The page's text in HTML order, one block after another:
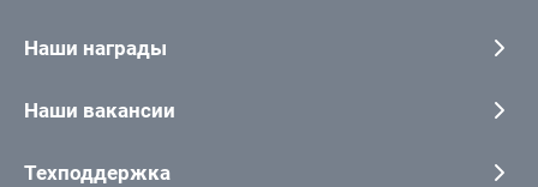
Наши награды
Наши вакансии
Техподдержка